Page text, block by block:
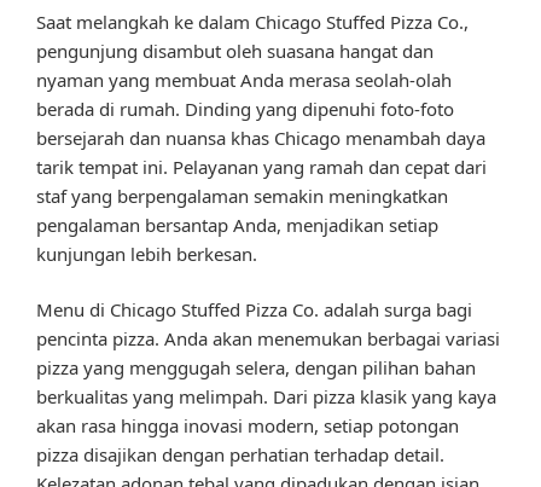
Saat melangkah ke dalam Chicago Stuffed Pizza Co.,
pengunjung disambut oleh suasana hangat dan
nyaman yang membuat Anda merasa seolah-olah
berada di rumah. Dinding yang dipenuhi foto-foto
bersejarah dan nuansa khas Chicago menambah daya
tarik tempat ini. Pelayanan yang ramah dan cepat dari
staf yang berpengalaman semakin meningkatkan
pengalaman bersantap Anda, menjadikan setiap
kunjungan lebih berkesan.
Menu di Chicago Stuffed Pizza Co. adalah surga bagi
pencinta pizza. Anda akan menemukan berbagai variasi
pizza yang menggugah selera, dengan pilihan bahan
berkualitas yang melimpah. Dari pizza klasik yang kaya
akan rasa hingga inovasi modern, setiap potongan
pizza disajikan dengan perhatian terhadap detail.